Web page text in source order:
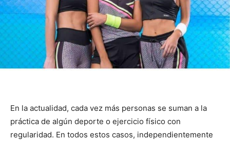
En la actualidad, cada vez más personas se suman a la
práctica de algún deporte o ejercicio físico con
regularidad. En todos estos casos, independientemente